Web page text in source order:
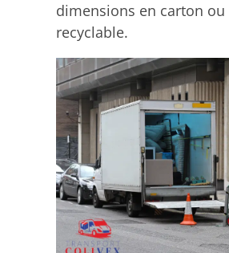
dimensions en carton
recyclable.